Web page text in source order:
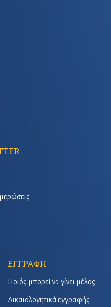
ΕΓΓΡΑΦΗ
Ποιός μπορεί να γίνει μέλος
Δικαιολογητικά εγγραφής